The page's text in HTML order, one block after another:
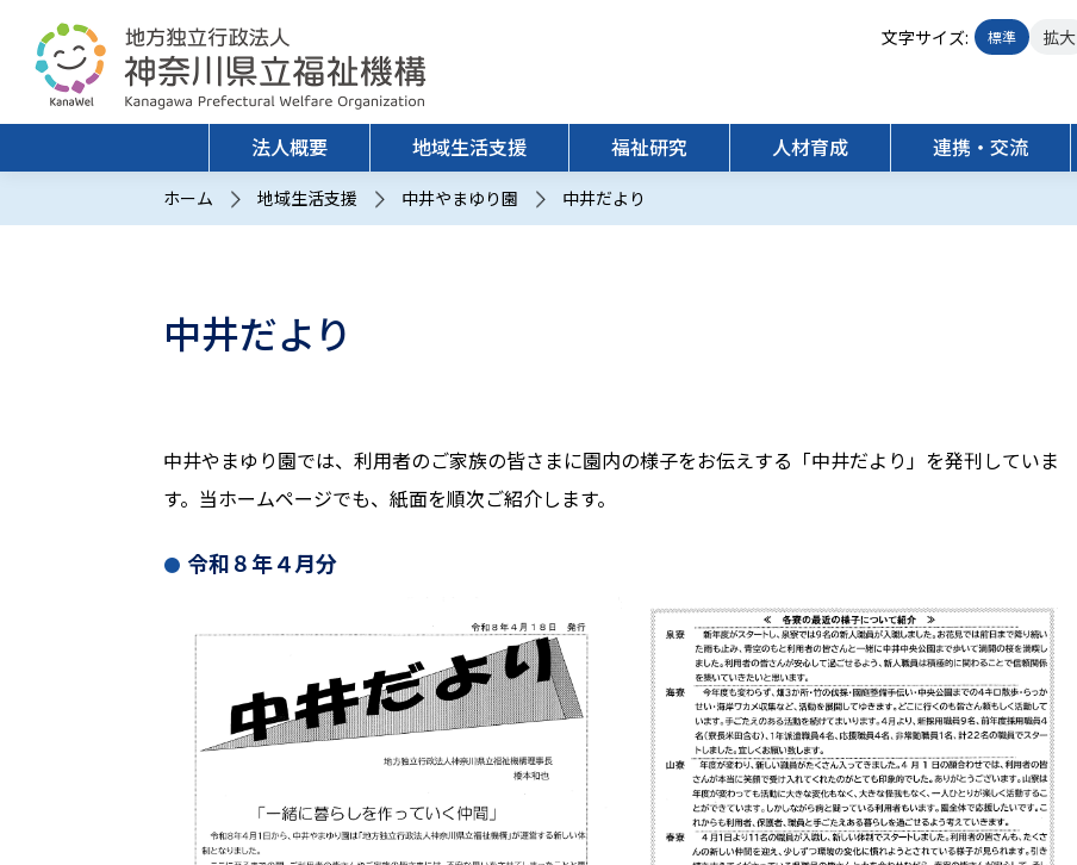
文字サイズ: 標準 拡大
法人概要
福祉機構について
地域生活支援
中井やまゆり園
福祉研究
研究成果
人材育成 連携・交流
ホーム 地域生活支援 中井やまゆり園 中井だより
中井だより
中井やまゆり園では、利用者のご家族の皆さまに園内の様子をお伝えする「中井だより」を発刊していま
す。当ホームページでも、紙面を順次ご紹介します。
令和８年４月分